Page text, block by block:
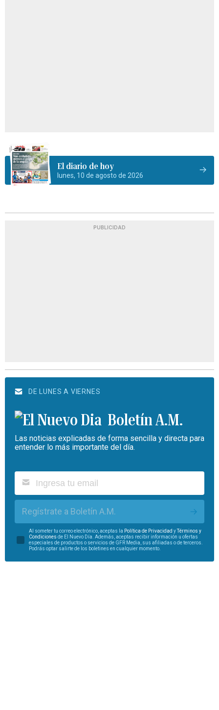
El diario de hoy
lunes, 10 de agosto de 2026
PUBLICIDAD
DE LUNES A VIERNES
Boletín A.M.
Las noticias explicadas de forma sencilla y directa para
entender lo más importante del día.
Regístrate a Boletín A.M.
Al someter tu correo electrónico, aceptas la Política de Privacidad y
Términos y
Condiciones de El Nuevo Día. Además, aceptas recibir información u ofertas
especiales de productos o servicios de GFR Media, sus afiliadas o de terceros.
Podrás optar salirte de los boletines en cualquier momento.